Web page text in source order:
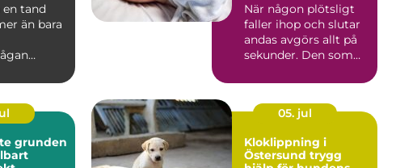
tand
än bara
flytta på...
När någon plötsligt
faller ihop och slutar
andas avgörs allt på
sekunder. Den som
05. jul
Kloklippning i
Östersund trygg